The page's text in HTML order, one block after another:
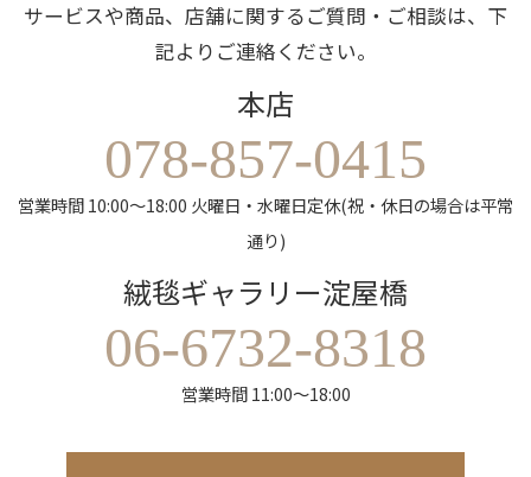
サービスや商品、店舗に関するご質問・ご相談は、下
記よりご連絡ください。
本店
078-857-0415
営業時間 10:00～18:00 火曜日・水曜日定休(祝・休日の場合は平常
通り)
絨毯ギャラリー淀屋橋
06-6732-8318
営業時間 11:00～18:00